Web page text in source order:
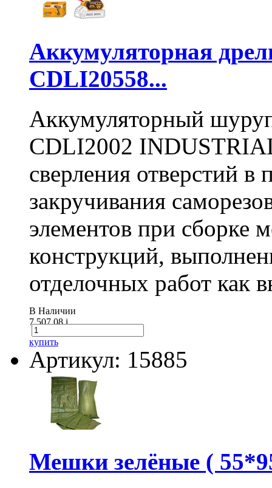
Аккумуляторная
CDLI20558...
Аккумуляторный
CDLI2002
сверления отверстий в
закручивания
элементов при сборке
конструкций,
отделочных работ как
В Наличии
7 507.08i
купить
Артикул: 15885
Мешки зелёные (